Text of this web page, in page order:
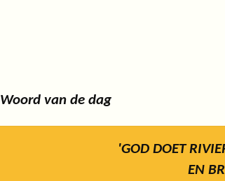
Woord van de dag
'GOD DOET
EN